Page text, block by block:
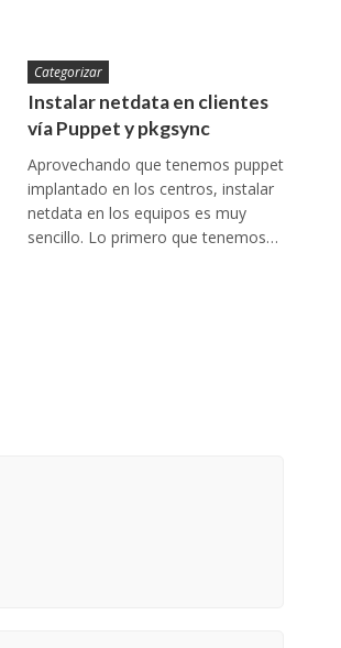
Categorizar
Instalar netdata en clientes
vía Puppet y pkgsync
Aprovechando que tenemos puppet
implantado en los centros, instalar
netdata en los equipos es muy
sencillo. Lo primero que tenemos…